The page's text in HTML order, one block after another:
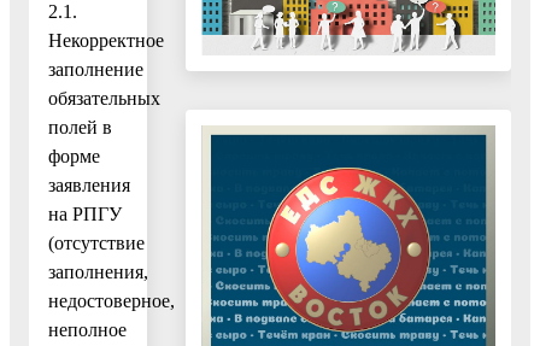
2.1.
Некорректное
заполнение
обязательных
полей в
форме
заявления
на РПГУ
(отсутствие
заполнения,
недостоверное,
неполное